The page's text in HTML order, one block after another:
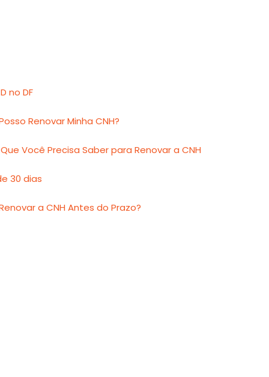
no DF
Renovar Minha CNH?
Você Precisa Saber para Renovar a CNH
30 dias
a CNH Antes do Prazo?